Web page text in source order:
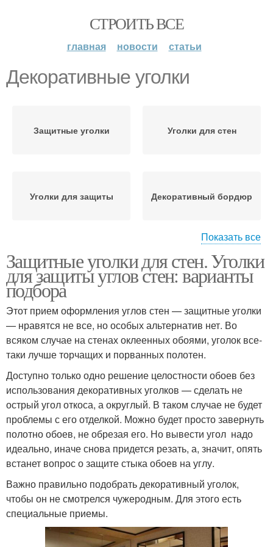
СТРОИТЬ ВСЕ
главная новости статьи
Декоративные уголки
Защитные уголки Уголки для стен
Уголки для защиты Декоративный бордюр
Уголки для обоев Пластиковые уголки
Уголок на наружные
углы
Показать все
Защитные уголки для стен. Уголки
для защиты углов стен: варианты
подбора
Этот прием оформления углов стен — защитные уголки
— нравятся не все, но особых альтернатив нет. Во
всяком случае на стенах оклеенных обоями, уголок все-
таки лучше торчащих и порванных полотен.
Доступно только одно решение целостности обоев без
использования декоративных уголков — сделать не
острый угол откоса, а округлый. В таком случае не будет
проблемы с его отделкой. Можно будет просто завернуть
полотно обоев, не обрезая его. Но вывести угол надо
идеально, иначе снова придется резать, а, значит, опять
встанет вопрос о защите стыка обоев на углу.
Важно правильно подобрать декоративный уголок,
чтобы он не смотрелся чужеродным. Для этого есть
специальные приемы.